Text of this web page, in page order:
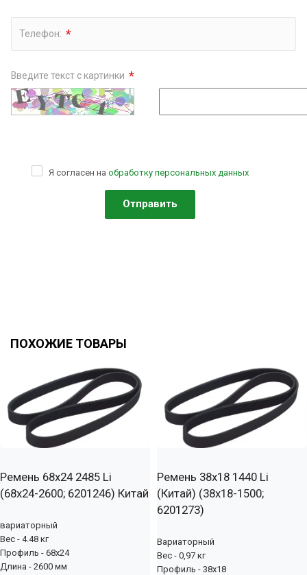
Телефон: *
Введите текст с картинки *
Я согласен на обработку персональных данных
ПОХОЖИЕ ТОВАРЫ
Ремень 68x24 2485 Li
(68x24-2600; 6201246) Китай
вариаторный
Вес - 4.48 кг
Профиль - 68x24
Длина - 2600 мм
Ремень 38x18 1440 Li
(Китай) (38х18-1500;
6201273)
Вариаторный
Вес - 0,97 кг
Профиль - 38x18